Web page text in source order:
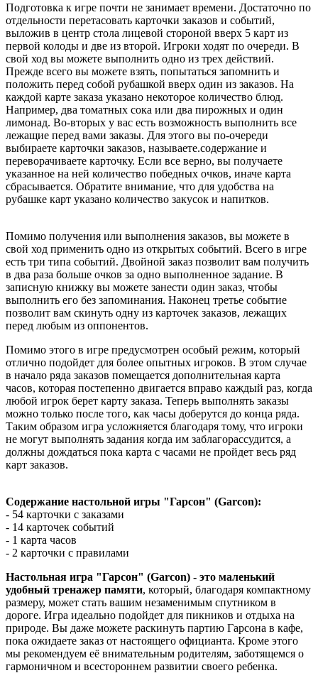
Подготовка к игре почти не занимает времени. Достаточно по
отдельности перетасовать карточки заказов и событий,
выложив в центр стола лицевой стороной вверх 5 карт из
первой колоды и две из второй. Игроки ходят по очереди. В
свой ход вы можете выполнить одно из трех действий.
Прежде всего вы можете взять, попытаться запомнить и
положить перед собой рубашкой вверх один из заказов. На
каждой карте заказа указано некоторое количество блюд.
Например, два томатных сока или два пирожных и один
лимонад. Во-вторых у вас есть возможность выполнить все
лежащие перед вами заказы. Для этого вы по-очереди
выбираете карточки заказов, называете.содержание и
переворачиваете карточку. Если все верно, вы получаете
указанное на ней количество победных очков, иначе карта
сбрасывается. Обратите внимание, что для удобства на
рубашке карт указано количество закусок и напитков.
Помимо получения или выполнения заказов, вы можете в
свой ход применить одно из открытых событий. Всего в игре
есть три типа событий. Двойной заказ позволит вам получить
в два раза больше очков за одно выполненное задание. В
записную книжку вы можете занести один заказ, чтобы
выполнить его без запоминания. Наконец третье событие
позволит вам скинуть одну из карточек заказов, лежащих
перед любым из оппонентов.
Помимо этого в игре предусмотрен особый режим, который
отлично подойдет для более опытных игроков. В этом случае
в начало ряда заказов помещается дополнительная карта
часов, которая постепенно двигается вправо каждый раз, когда
любой игрок берет карту заказа. Теперь выполнять заказы
можно только после того, как часы доберутся до конца ряда.
Таким образом игра усложняется благодаря тому, что игроки
не могут выполнять задания когда им заблагорассудится, а
должны дождаться пока карта с часами не пройдет весь ряд
карт заказов.
Содержание настольной игры "Гарсон" (Garcon):
- 54 карточки с заказами
- 14 карточек событий
- 1 карта часов
- 2 карточки с правилами
Настольная игра "Гарсон" (Garcon) - это маленький
удобный тренажер памяти, который, благодаря компактному
размеру, может стать вашим незаменимым спутником в
дороге. Игра идеально подойдет для пикников и отдыха на
природе. Вы даже можете раскинуть партию Гарсона в кафе,
пока ожидаете заказ от настоящего официанта. Кроме этого
мы рекомендуем её внимательным родителям, заботящемся о
гармоничном и всестороннем развитии своего ребенка.